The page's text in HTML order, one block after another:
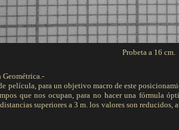
Probeta a 16 cm.
película, para un objetivo macro de este
que nos ocupan, para no hacer una fórmula
superiores a 3 m. los valores son